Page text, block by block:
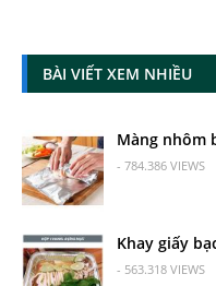
BÀI VIẾT XEM NHIỀU
Màng nhôm
- 784.386 VIEWS
Khay giấy
- 563.318 VIEWS